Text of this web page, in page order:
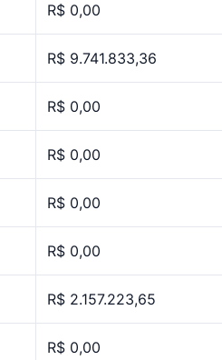
R$ 0,00
R$ 9.741.833,36
R$ 0,00
R$ 0,00
R$ 0,00
R$ 0,00
R$ 2.157.223,65
R$ 0,00